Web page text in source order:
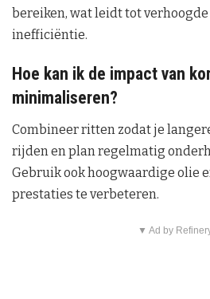
bereiken, wat leidt tot
inefficiëntie.
Hoe kan ik de impact van
minimaliseren?
Combineer ritten zodat je
rijden en plan regelmatig
Gebruik ook hoogwaardige olie
prestaties te verbeteren.
▼ Ad by